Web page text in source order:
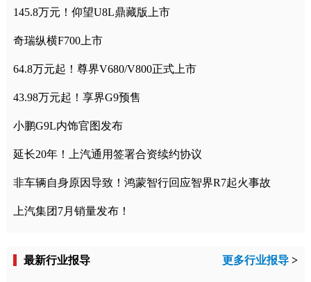
145.8万元！仰望U8L鼎藏版上市
奇瑞纵横F700上市
64.8万元起！尊界V680/V800正式上市
43.98万元起！享界G9预售
小鹏G9L内饰官图发布
延长20年！上汽通用签署合资续约协议
非车辆自身原因导致！鸿蒙智行回应智界R7起火事故
上汽集团7月销量发布！
最新行业报导 更多行业报导 >